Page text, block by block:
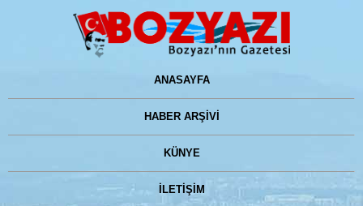
ANASAYFA
HABER ARŞİVİ
KÜNYE
İLETİŞİM